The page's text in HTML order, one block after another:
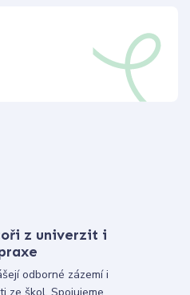
z univerzit i
odborné zázemí i